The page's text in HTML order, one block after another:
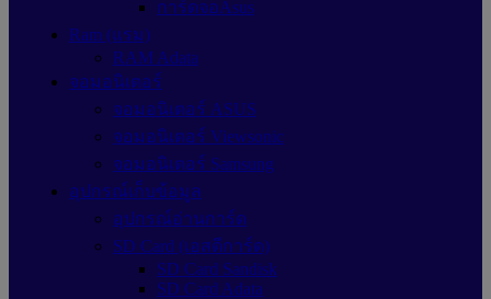
การ์ดจอAsus
Ram (แรม)
RAM Adata
จอมอนิเตอร์
จอมอนิเตอร์ ASUS
จอมอนิเตอร์ Viewsonic
จอมอนิเตอร์ Samsung
อุปกรณ์เก็บข้อมูล
อุปกรณ์อ่านการ์ด
SD Card (เอสดีการ์ด)
SD Card Sandisk
SD Card Adata